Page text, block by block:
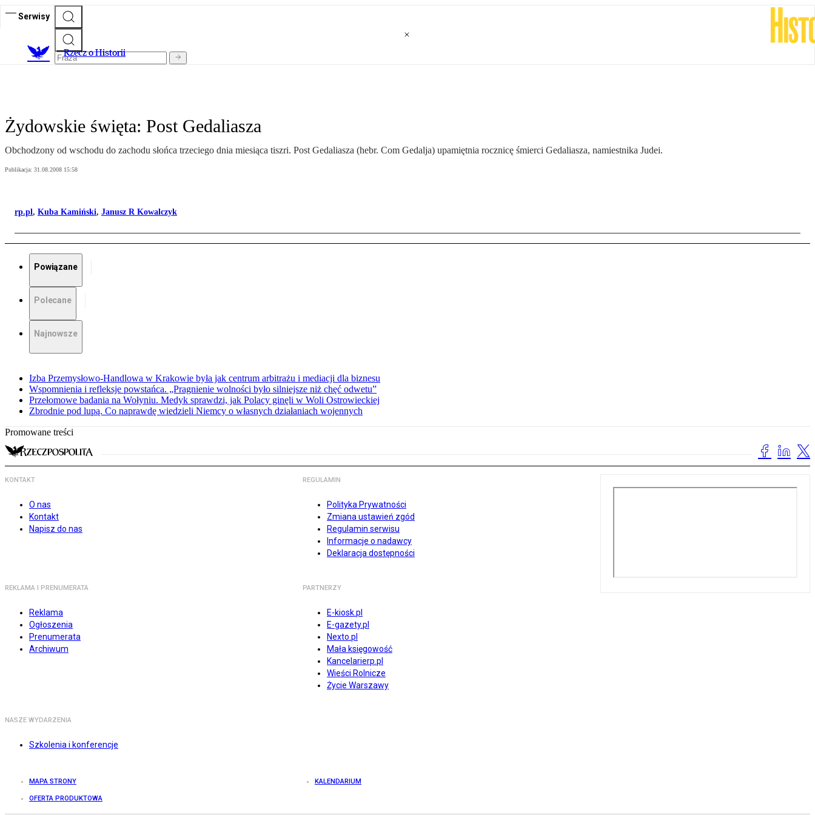
Serwisy
Rzecz o Historii
Żydowskie święta: Post Gedaliasza
Obchodzony od wschodu do zachodu słońca trzeciego dnia miesiąca tiszri. Post Gedaliasza (hebr. Com Gedalja) upamiętnia rocznicę śmierci Gedaliasza, namiestnika Judei.
Publikacja: 31.08.2008 15:58
rp.pl, Kuba Kamiński, Janusz R Kowalczyk
Powiązane
Polecane
Najnowsze
Izba Przemysłowo-Handlowa w Krakowie była jak centrum arbitrażu i mediacji dla biznesu
Wspomnienia i refleksje powstańca. „Pragnienie wolności było silniejsze niż chęć odwetu”
Przełomowe badania na Wołyniu. Medyk sprawdzi, jak Polacy ginęli w Woli Ostrowieckiej
Zbrodnie pod lupą. Co naprawdę wiedzieli Niemcy o własnych działaniach wojennych
Promowane treści
KONTAKT
O nas
Kontakt
Napisz do nas
REGULAMIN
Polityka Prywatności
Zmiana ustawień zgód
Regulamin serwisu
Informacje o nadawcy
Deklaracja dostępności
REKLAMA I PRENUMERATA
Reklama
Ogłoszenia
Prenumerata
Archiwum
PARTNERZY
E-kiosk.pl
E-gazety.pl
Nexto.pl
Mała księgowość
Kancelarierp.pl
Wieści Rolnicze
Życie Warszawy
NASZE WYDARZENIA
Szkolenia i konferencje
MAPA STRONY KALENDARIUM
OFERTA PRODUKTOWA